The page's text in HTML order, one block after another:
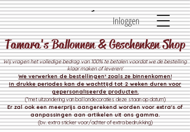
Tamara's Ballonnen & Geschenken Shop
Wij vragen het volledige bedrag van 100% te betalen voordat we de bestelling
klaar maken of leveren!
We verwerken de bestellingen* zoals ze binnenkomen!
In drukke periodes kan de wachttijd tot 2 weken duren voor
gepersonaliseerde producten.
(*met uitzondering van ballondecoraties deze staan op datum)
Er zal ook een meerprijs aangerekend worden voor extra's of
aanpassingen aan artikelen uit ons gamma.
(bv. extra sticker voor/achter of extra bedrukking)
Inloggen